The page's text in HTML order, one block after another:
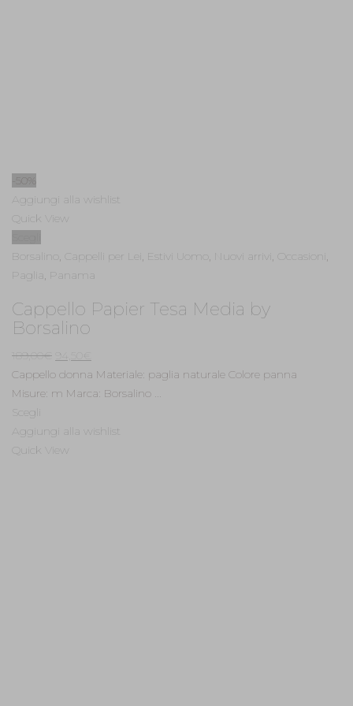
-50%
Aggiungi alla wishlist
Quick View
Borsalino , Cappelli per Lei , Estivi Uomo , Nuovi arrivi , Occasioni ,
Paglia, Panama
Cappello Papier Tesa Media by
Borsalino
189,00€
prezzo
originale
189,00€.
94,50
prezzo
attuale
94,50€.
Cappello donna Materiale: paglia naturale Colore panna
Misure: m Marca: Borsalino ...
Scegli
Aggiungi alla wishlist
Quick View